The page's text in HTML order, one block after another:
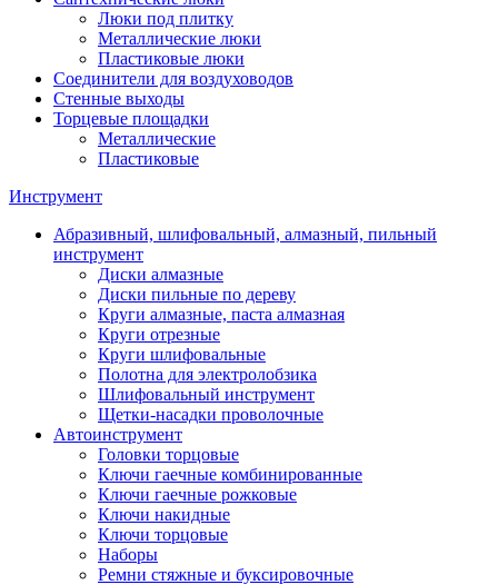
Люки под плитку
Металлические люки
Пластиковые люки
Соединители для воздуховодов
Стенные выходы
Торцевые площадки
Металлические
Пластиковые
Инструмент
Абразивный, шлифовальный, алмазный, пильный
инструмент
Диски алмазные
Диски пильные по дереву
Круги алмазные, паста алмазная
Круги отрезные
Круги шлифовальные
Полотна для электролобзика
Шлифовальный инструмент
Щетки-насадки проволочные
Автоинструмент
Головки торцовые
Ключи гаечные комбинированные
Ключи гаечные рожковые
Ключи накидные
Ключи торцовые
Наборы
Ремни стяжные и буксировочные